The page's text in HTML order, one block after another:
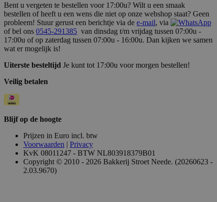
Bent u vergeten te bestellen voor 17:00u? Wilt u een smaak
bestellen of heeft u een wens die niet op onze webshop staat? Geen
probleem! Stuur gerust een berichtje via de e-mail, via
of bel ons 0545-291385 van dinsdag t/m vrijdag tussen 07:00u -
17:00u of op zaterdag tussen 07:00u - 16:00u. Dan kijken we samen
wat er mogelijk is!
Uiterste besteltijd Je kunt tot 17:00u voor morgen bestellen!
Veilig betalen
Blijf op de hoogte
Prijzen in Euro incl. btw
Voorwaarden | Privacy
KvK 08011247 - BTW NL803918379B01
Copyright © 2010 - 2026 Bakkerij Stroet Neede. (20260623 -
2.03.9670)